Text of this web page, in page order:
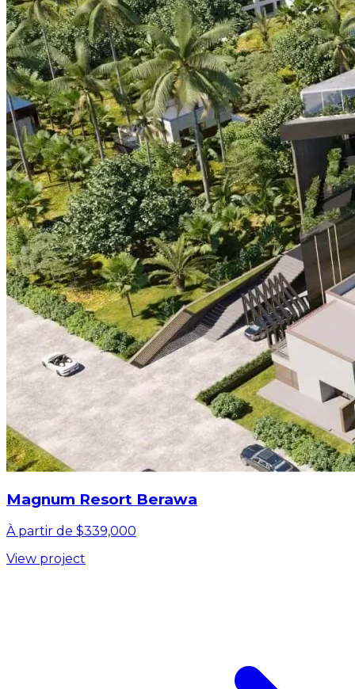
Magnum Resort Berawa
À partir de $339,000
View project